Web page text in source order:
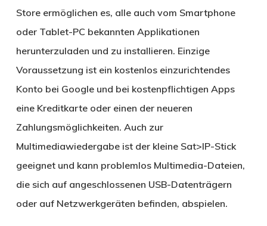
Store ermöglichen es, alle auch vom Smartphone
oder Tablet-PC bekannten Applikationen
herunterzuladen und zu installieren. Einzige
Voraussetzung ist ein kostenlos einzurichtendes
Konto bei Google und bei kostenpflichtigen Apps
eine Kreditkarte oder einen der neueren
Zahlungsmöglichkeiten. Auch zur
Multimediawiedergabe ist der kleine Sat>IP-Stick
geeignet und kann problemlos Multimedia-Dateien,
die sich auf angeschlossenen USB-Datenträgern
oder auf Netzwerkgeräten befinden, abspielen.